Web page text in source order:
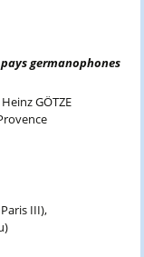
germanophones
GÖTZE
III),